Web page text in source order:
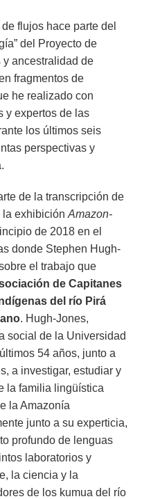
flujos hace parte del
del Proyecto de
ancestralidad de
fragmentos de
he realizado con
y expertos de las
los últimos seis
perspectivas y
de la transcripción de
la exhibición Amazon-
de 2018 en el
donde Stephen Hugh-
el trabajo que
de Capitanes
del río Pirá
. Hugh-Jones,
social de la Universidad
54 años, junto a
a investigar, estudiar y
la familia lingüística
la Amazonía
junto a su experticia,
profundo de lenguas
laboratorios y
la ciencia y la
de los kumua del río